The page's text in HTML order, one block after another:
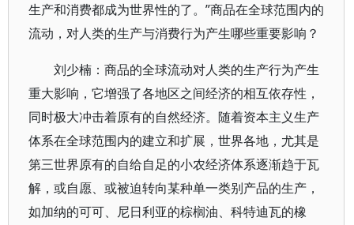
生产和消费都成为世界性的了。”商品在全球范围内的
流动，对人类的生产与消费行为产生哪些重要影响？
刘少楠：商品的全球流动对人类的生产行为产生
重大影响，它增强了各地区之间经济的相互依存性，
同时极大冲击着原有的自然经济。随着资本主义生产
体系在全球范围内的建立和扩展，世界各地，尤其是
第三世界原有的自给自足的小农经济体系逐渐趋于瓦
解，或自愿、或被迫转向某种单一类别产品的生产，
如加纳的可可、尼日利亚的棕榈油、科特迪瓦的橡